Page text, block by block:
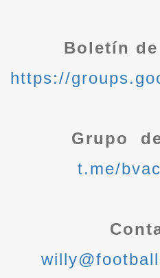
Boletín
https://
Grupo
t.me/